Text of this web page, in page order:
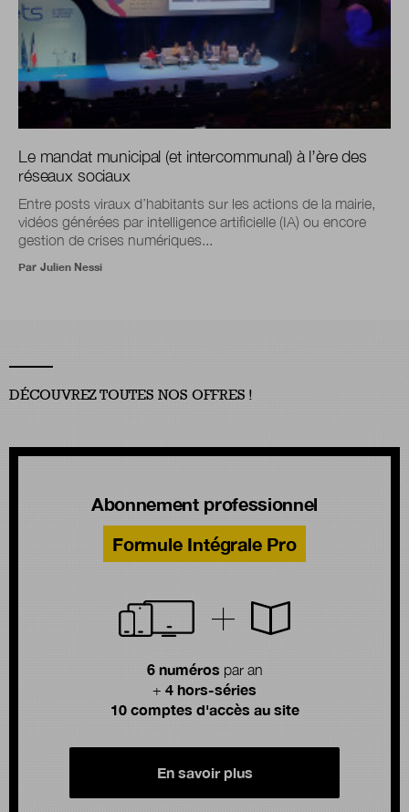
Le mandat municipal (et intercommunal) à l’ère des
réseaux sociaux
Entre posts viraux d’habitants sur les actions de la mairie,
vidéos générées par intelligence artificielle (IA) ou encore
gestion de crises numériques...
Par Julien Nessi
DÉCOUVREZ TOUTES NOS OFFRES !
Abonnement professionnel
Formule Intégrale Pro
6 numéros par an
+ 4 hors-séries
10 comptes d'accès au site
En savoir plus